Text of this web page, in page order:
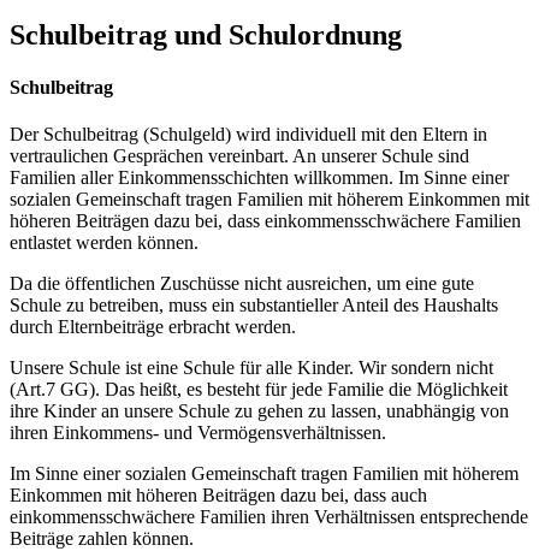
Schulbeitrag und Schulordnung
Schulbeitrag
Der Schulbeitrag (Schulgeld) wird individuell mit den Eltern in
vertraulichen Gesprächen vereinbart. An unserer Schule sind
Familien aller Einkommensschichten willkommen. Im Sinne einer
sozialen Gemeinschaft tragen Familien mit höherem Einkommen mit
höheren Beiträgen dazu bei, dass einkommensschwächere Familien
entlastet werden können.
Da die öffentlichen Zuschüsse nicht ausreichen, um eine gute
Schule zu betreiben, muss ein substantieller Anteil des Haushalts
durch Elternbeiträge erbracht werden.
Unsere Schule ist eine Schule für alle Kinder. Wir sondern nicht
(Art.7 GG). Das heißt, es besteht für jede Familie die Möglichkeit
ihre Kinder an unsere Schule zu gehen zu lassen, unabhängig von
ihren Einkommens- und Vermögensverhältnissen.
Im Sinne einer sozialen Gemeinschaft tragen Familien mit höherem
Einkommen mit höheren Beiträgen dazu bei, dass auch
einkommensschwächere Familien ihren Verhältnissen entsprechende
Beiträge zahlen können.